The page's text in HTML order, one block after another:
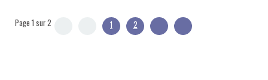
Page 1 sur 2 1 2